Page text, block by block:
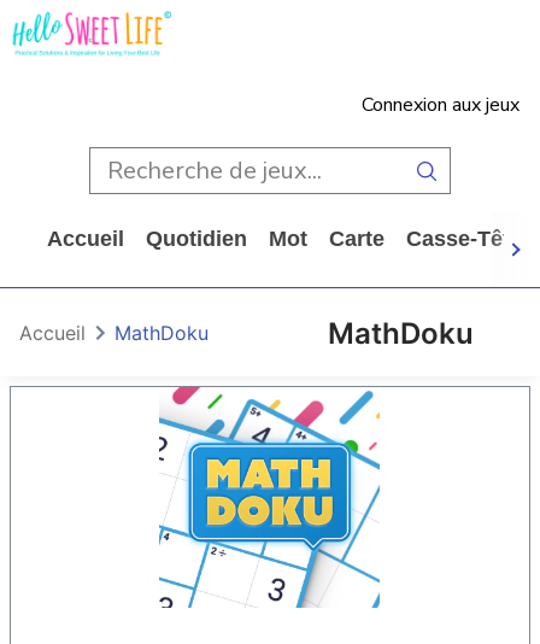
Connexion aux jeux
Accueil Quotidien Mot Carte Casse-Tête
MathDoku
Accueil MathDoku